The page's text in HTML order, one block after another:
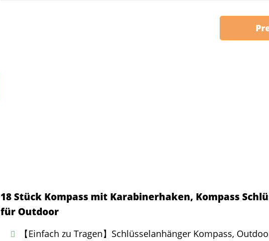
18 Stück Kompass mit Karabinerhaken, Kompass
für Outdoor
【Einfach zu Tragen】Schlüsselanhänger Kompass,